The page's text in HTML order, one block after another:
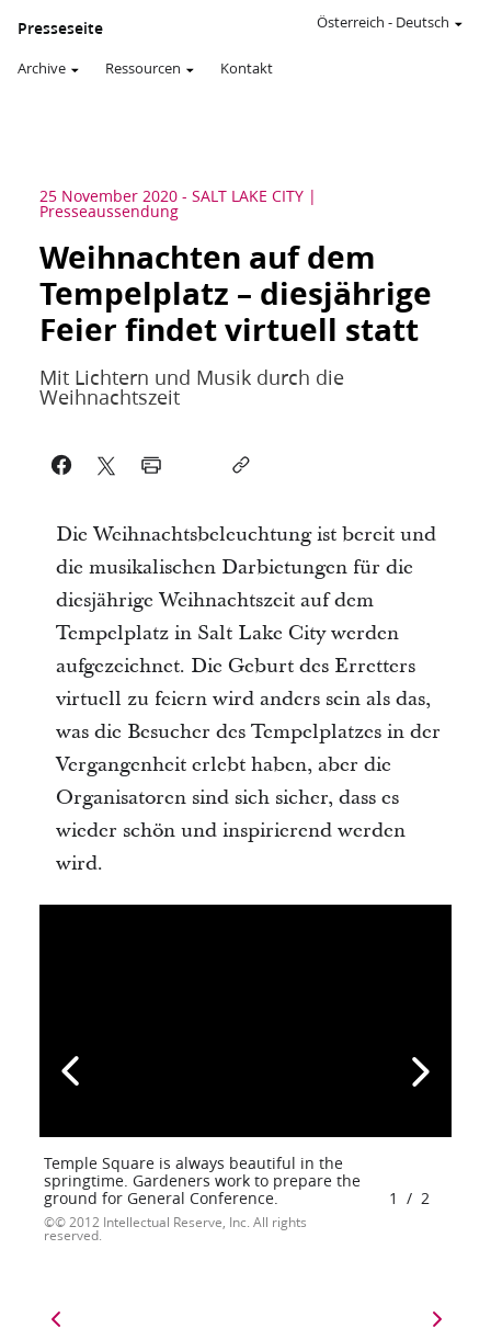
Presseseite
Archive Ressourcen Kontakt
Österreich - Deutsch
25 November 2020 - SALT LAKE CITY
Presseaussendung
Weihnachten auf dem
Tempelplatz – diesjährige
Feier findet virtuell statt
Mit Lichtern und Musik durch die
Weihnachtszeit
Die Weihnachtsbeleuchtung ist bereit und
die musikalischen Darbietungen für die
diesjährige Weihnachtszeit auf dem
Tempelplatz in Salt Lake City werden
aufgezeichnet. Die Geburt des Erretters
virtuell zu feiern wird anders sein als das,
was die Besucher des Tempelplatzes in der
Vergangenheit erlebt haben, aber die
Organisatoren sind sich sicher, dass es
wieder schön und inspirierend werden
wird.
Temple Square is always beautiful in the
springtime. Gardeners work to prepare the
ground for General Conference.
© 2012 Intellectual Reserve, Inc. All rights
reserved.
1 / 2